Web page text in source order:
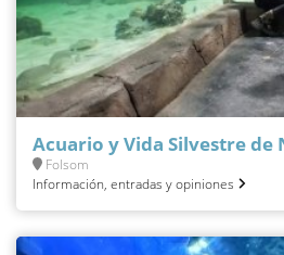
Acuario y Vida Silvestre de
Folsom
Información, entradas y opiniones